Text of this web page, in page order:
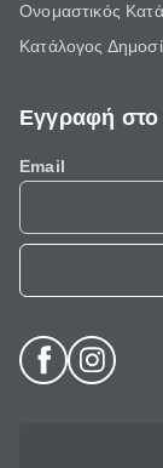
Ονομαστικός
Κατάλογος
Εγγραφή
Email